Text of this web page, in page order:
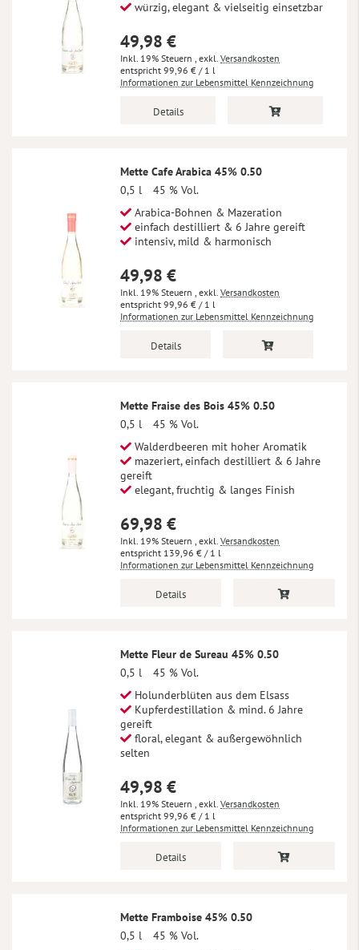
würzig, elegant & vielseitig einsetzbar
49,98 €
Inkl. 19% Steuern , exkl. Versandkosten
99,96 € / 1 l
Informationen zur Lebensmittel Kennzeichnung
Details
Mette Cafe Arabica 45% 0.50
0,5 l
45 % Vol.
Arabica-Bohnen & Mazeration
einfach destilliert & 6 Jahre gereift
intensiv, mild & harmonisch
49,98 €
Inkl. 19% Steuern , exkl. Versandkosten
99,96 € / 1 l
Informationen zur Lebensmittel Kennzeichnung
Details
Mette Fraise des Bois 45% 0.50
0,5 l
45 % Vol.
Walderdbeeren mit hoher Aromatik
mazeriert, einfach destilliert & 6 Jahre
gereift
elegant, fruchtig & langes Finish
69,98 €
Inkl. 19% Steuern , exkl. Versandkosten
139,96 € / 1 l
Informationen zur Lebensmittel Kennzeichnung
Details
Mette Fleur de Sureau 45% 0.50
0,5 l
45 % Vol.
Holunderblüten aus dem Elsass
Kupferdestillation & mind. 6 Jahre
gereift
floral, elegant & außergewöhnlich
selten
49,98 €
Inkl. 19% Steuern , exkl. Versandkosten
99,96 € / 1 l
Informationen zur Lebensmittel Kennzeichnung
Details
Mette Framboise 45% 0.50
0,5 l
45 % Vol.